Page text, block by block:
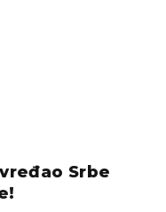
Srbe